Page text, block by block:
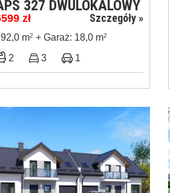
327 DWULOKALOWY
zł Szczegóły »
m2 + Garaż: 18,0 m2
2 3 1